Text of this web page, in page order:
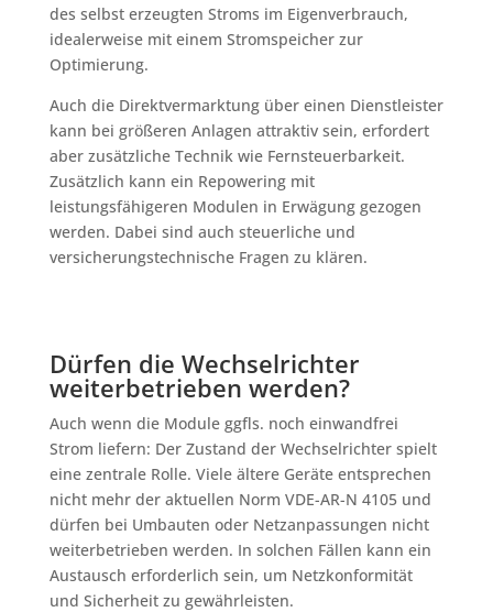
des selbst erzeugten Stroms im Eigenverbrauch,
idealerweise mit einem Stromspeicher zur
Optimierung.
Auch die Direktvermarktung über einen Dienstleister
kann bei größeren Anlagen attraktiv sein, erfordert
aber zusätzliche Technik wie Fernsteuerbarkeit.
Zusätzlich kann ein Repowering mit
leistungsfähigeren Modulen in Erwägung gezogen
werden. Dabei sind auch steuerliche und
versicherungstechnische Fragen zu klären.
Dürfen die Wechselrichter
weiterbetrieben werden?
Auch wenn die Module ggfls. noch einwandfrei
Strom liefern: Der Zustand der Wechselrichter spielt
eine zentrale Rolle. Viele ältere Geräte entsprechen
nicht mehr der aktuellen Norm VDE-AR-N 4105 und
dürfen bei Umbauten oder Netzanpassungen nicht
weiterbetrieben werden. In solchen Fällen kann ein
Austausch erforderlich sein, um Netzkonformität
und Sicherheit zu gewährleisten.